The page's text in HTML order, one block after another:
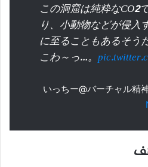
この洞窟は純粋なCO2
り、小動物などが侵入
に至ることもあるそう
こわ～っ…。